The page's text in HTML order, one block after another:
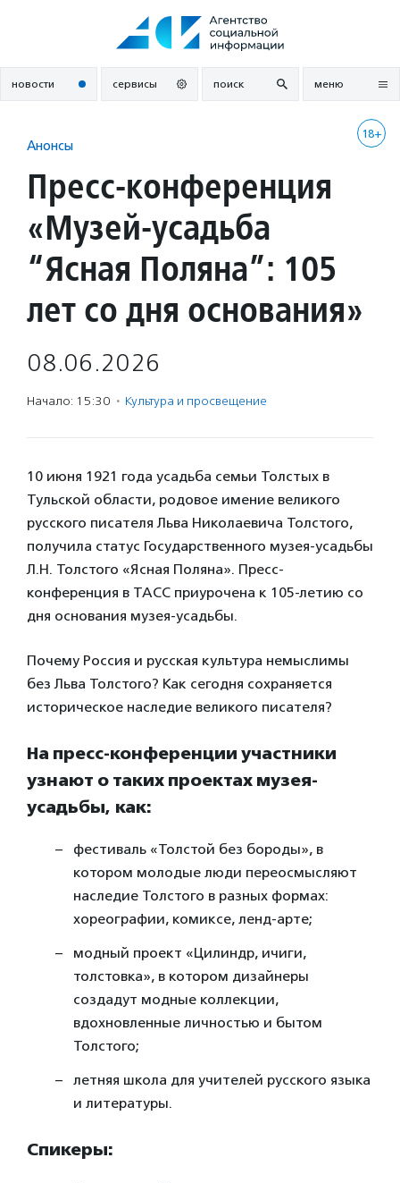
новости сервисы поиск меню
18+
Анонсы
Пресс-конференция
«Музей-усадьба
“Ясная Поляна”: 105
лет со дня основания»
08.06.2026
Начало: 15:30 · Культура и просвещение
10 июня 1921 года усадьба семьи Толстых в
Тульской области, родовое имение великого
русского писателя Льва Николаевича Толстого,
получила статус Государственного музея-усадьбы
Л.Н. Толстого «Ясная Поляна». Пресс-
конференция в ТАСС приурочена к 105-летию со
дня основания музея-усадьбы.
Почему Россия и русская культура немыслимы
без Льва Толстого? Как сегодня сохраняется
историческое наследие великого писателя?
На пресс-конференции участники
узнают о таких проектах музея-
усадьбы, как:
фестиваль «Толстой без бороды», в
котором молодые люди переосмысляют
наследие Толстого в разных формах:
хореографии, комиксе, ленд-арте;
модный проект «Цилиндр, ичиги,
толстовка», в котором дизайнеры
создадут модные коллекции,
вдохновленные личностью и бытом
Толстого;
летняя школа для учителей русского языка
и литературы.
Спикеры: